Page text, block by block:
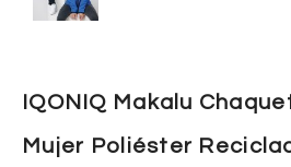
IQONIQ Makalu
Mujer Poliéster